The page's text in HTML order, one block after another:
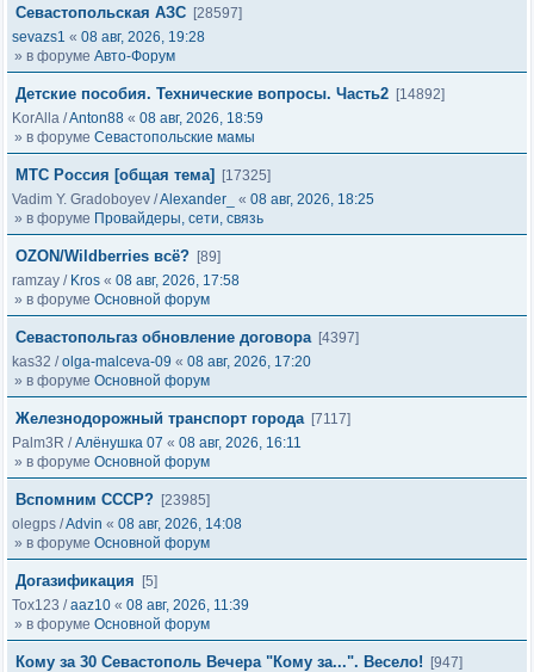
Севастопольская АЗС [28597]
sevazs1 « 08 авг, 2026, 19:28
» в форуме Авто-Форум
Детские пособия. Технические вопросы. Часть2 [14892]
KorAlla /Anton88 « 08 авг, 2026, 18:59
» в форуме Севастопольские мамы
МТС Россия [общая тема]
[17325]
Vadim Y. Gradoboyev /Alexander_ « 08 авг, 2026, 18:25
» в форуме Провайдеры, сети, связь
OZON/Wildberries всё? [89]
ramzay / Kros « 08 авг, 2026, 17:58
» в форуме Основной форум
Севастопольгаз обновление договора [4397]
kas32 /olga-malceva-09 « 08 авг, 2026, 17:20
» в форуме Основной форум
Железнодорожный транспорт города [7117]
Palm3R /Алёнушка 07 « 08 авг, 2026, 16:11
» в форуме Основной форум
Вспомним СССР? [23985]
olegps /Advin « 08 авг, 2026, 14:08
» в форуме Основной форум
Догазификация
[5]
Tox123 /aaz10 « 08 авг, 2026, 11:39
» в форуме Основной форум
Кому за 30 Севастополь Вечера "Кому за...". Весело!
[947]